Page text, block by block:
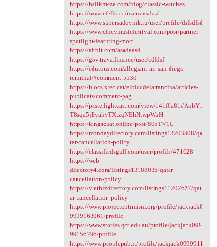
https://balikmeze.com/blog/classic-watches
https://www.efello.ca/user/zxsdas/
https://www.supersadovnik.ru/user/profile/dsfsdfsd
https://www.cincymusicfestival.com/post/partner-
spotlight-featuring-mort...
https://airbit.com/asadaasd
https://gov.trava.finance/user/cdfdsf
https://edutous.com/allegiant-air-san-diego-
terminal/#comment-5530
https://blocs.xtec.cat/elblocdelafrancina/articles-
publicats/comment-pag...
https://paste.lightcast.com/view/141f0a81#AobY1
T8sqa5jEyahvTXtzqNEhNtwpWuH
https://kingschat.online/post/S05TV1U
https://mondaydirectory.com/listings13203808/qa
tar-cancellation-policy
https://classifiedsgulf.com/user/profile/471628
https://web-
directory4.com/listings13188036/qatar-
cancellation-policy
https://vietbizdirectory.com/listings13202627/qat
ar-cancellation-policy
https://www.projectoptimism.org/profile/jackjack0
9999163061/profile
https://www.stories.qct.edu.au/profile/jackjack099
99156796/profile
https://www.peoplepub.it/profile/jackjack0999911